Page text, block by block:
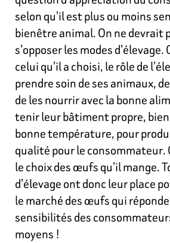
selon qu’il est plus ou moins
bienêtre animal. On ne devrait
s’opposer les modes
celui qu’il a choisi, le rôle de
prendre soin de ses animaux,
de les nourrir avec la bonne
tenir leur bâtiment propre,
bonne température, pour
qualité pour le consommateur.
le choix des œufs qu’il mange.
d’élevage ont donc leur place
le marché des œufs qui
sensibilités des
moyens !